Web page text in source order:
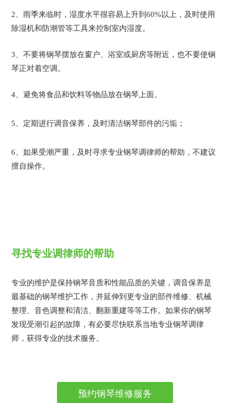
2、 雨季来临时， 湿度水平很容易 上升到 60%以上，及时使用
除湿机和防潮管等工具来控制室内湿度。
3、 不要将钢琴摆放在窗户、浴室或厨房等附近，也不要使钢
琴正对着空调。
4、避免将食品和饮料等物品放在钢琴上面。
5、定期进行调音保养，及时清洁钢琴部件的污垢；
6、如果受潮严重，及时寻求专业钢琴调律师的帮助 ，不建议
擅自操作。
寻找专业调律师的帮助
专业的维护是保持钢琴音质和性能品质的关键，调音保养是
最基础的钢琴维护工作，并延伸到更专业的部件维修、机械
整理、音色调整和清洁、翻新重建等等工作。如果你的钢琴
发现受潮引起的故障，有必要尽快联系当地专业钢琴调律
师，获得专业的技术服务。
预约钢琴维修服务